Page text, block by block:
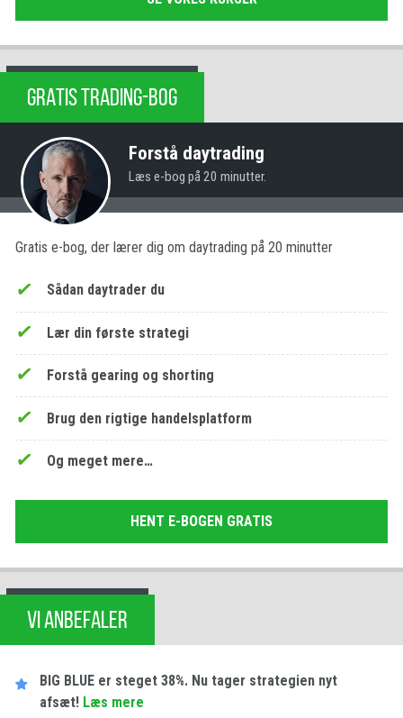
GRATIS TRADING-BOG
Forstå daytrading
Læs e-bog på 20 minutter.
Gratis e-bog, der lærer dig om daytrading på 20 minutter
Sådan daytrader du
Lær din første strategi
Forstå gearing og shorting
Brug den rigtige handelsplatform
Og meget mere…
HENT E-BOGEN GRATIS
VI ANBEFALER
BIG BLUE er steget 38%. Nu tager strategien nyt
afsæt! Læs mere